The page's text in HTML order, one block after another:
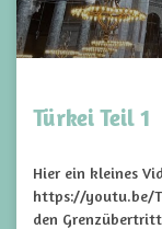
Türkei Teil 1
Hier ein kleines
https://youtu.be/
den